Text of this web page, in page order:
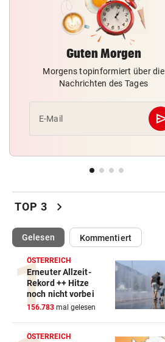
EINSATZ LÄUFT vor
Bach wurde in Pinzgauer Ort
reißendem Fluss
WUNDER MUSS HER vor
Fünfmal probiert – einmal
Sturm Kraftakt!
vor
gemessen!
„Auf das Foto bin ich stolz –
die Gelbe auch“
NACH ÜBERFALL IN WIEN
Cobra stürmt Dorotheum,
verschwunden
TROTZ FIFA-RÜCKZIEHER vor
Knallhart! UEFA droht schon
wieder mit WM-Boykott
Guten Morgen
Morgens topinformiert über die
Nachrichten des Tages
E-Mail
TOP 3 chevron_right
Gelesen(ausgewählt)Kommentiert
ÖSTERREICH
Erneuter Allzeit-
Rekord ++ Hitze
noch nicht vorbei
156.783 mal gelesen
ÖSTERREICH